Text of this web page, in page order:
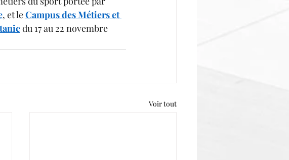
, et le Campus des Métiers et
du 17 au 22 novembre
Voir tout